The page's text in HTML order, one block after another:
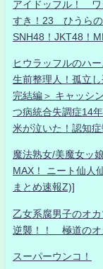
アイドッフル！ ワ
すき！23 ひうらの
SNH48！JKT48！
ヒウラッフルのハ
生前整理人！孤立
完結編＞ キャッシ
つ病統合失調症14
米が泣いた！認知
魔法熟女/美魔女ッ
MAX！ ニート仙人
まとめ速報Z)]
乙女系腐男子のオ
逆襲！！ 極道のオ
スーパーウンコ！